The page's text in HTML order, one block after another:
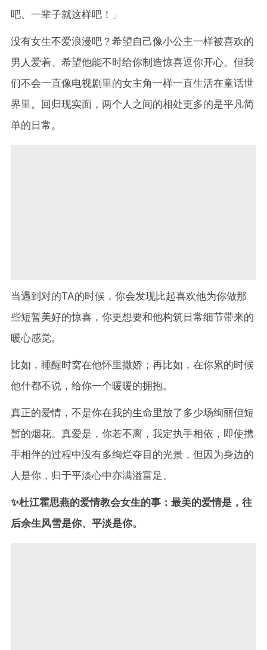
吧、一辈子就这样吧！」
没有女生不爱浪漫吧？希望自己像小公主一样被喜欢的
男人爱着、希望他能不时给你制造惊喜逗你开心。但我
们不会一直像电视剧里的女主角一样一直生活在童话世
界里。回归现实面，两个人之间的相处更多的是平凡简
单的日常。
当遇到对的TA的时候，你会发现比起喜欢他为你做那
些短暂美好的惊喜，你更想要和他构筑日常细节带来的
暖心感觉。
比如，睡醒时窝在他怀里撒娇；再比如，在你累的时候
他什都不说，给你一个暖暖的拥抱。
真正的爱情，不是你在我的生命里放了多少场绚丽但短
暂的烟花。真爱是，你若不离，我定执手相依，即使携
手相伴的过程中没有多绚烂夺目的光景，但因为身边的
人是你，归于平淡心中亦满溢富足。
✨杜江霍思燕的爱情教会女生的事：最美的爱情是，往
后余生风雪是你、平淡是你。